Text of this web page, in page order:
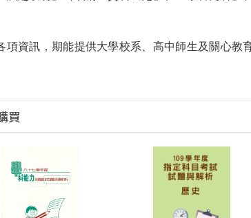
訊，期能提供大學校系、高中師生及關心教育
買